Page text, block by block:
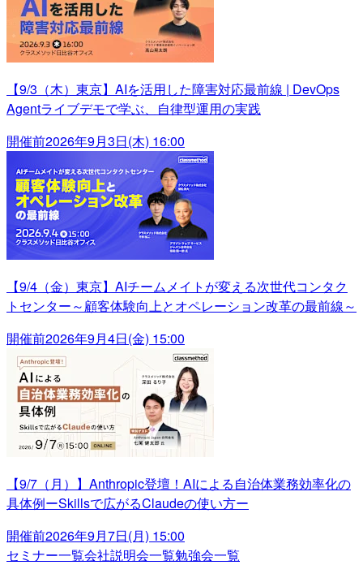
【9/3（木）東京】AIを活用した障害対応最前線 | DevOps
Agentライブデモで学ぶ、自律型運用の実践
開催前2026年9月3日(木) 16:00
【9/4（金）東京】AIチームメイトが変える次世代コンタク
トセンター～顧客体験向上とオペレーション改革の最前線～
開催前2026年9月4日(金) 15:00
【9/7（月）】Anthropic登壇！AIによる自治体業務効率化の
具体例ーSkillsで広がるClaudeの使い方ー
開催前2026年9月7日(月) 15:00
セミナー一覧会社説明会一覧勉強会一覧